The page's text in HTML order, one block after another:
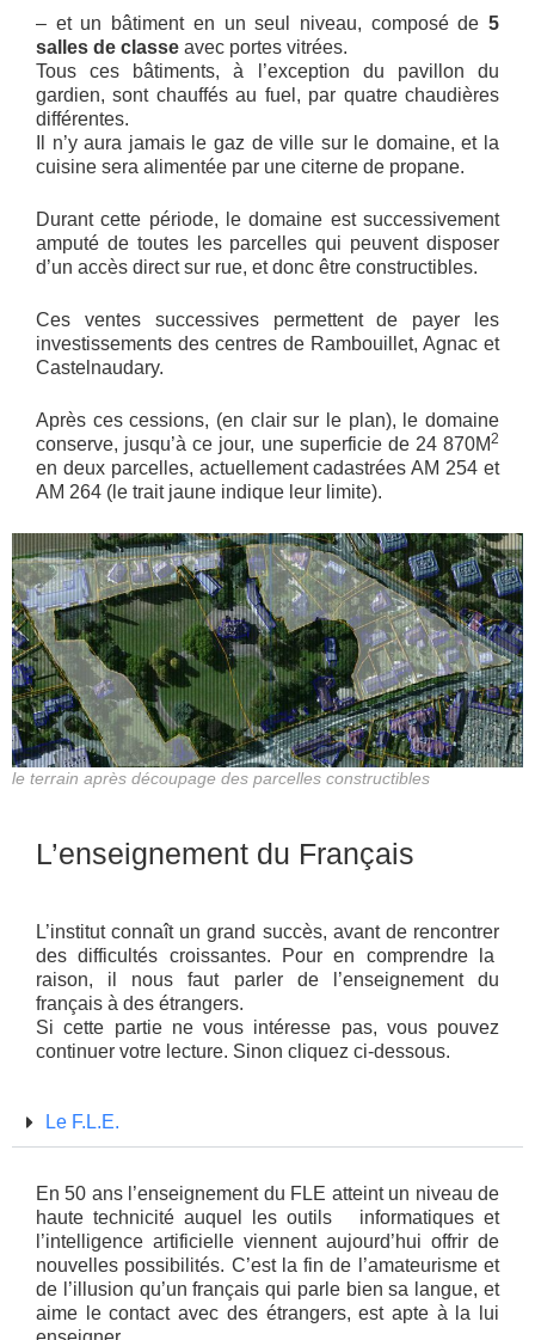
– et un bâtiment en un seul niveau, composé de 5
salles de classe avec portes vitrées.
Tous ces bâtiments, à l’exception du pavillon du
gardien, sont chauffés au fuel, par quatre chaudières
différentes.
Il n’y aura jamais le gaz de ville sur le domaine, et la
cuisine sera alimentée par une citerne de propane.
Durant cette période, le domaine est successivement
amputé de toutes les parcelles qui peuvent disposer
d’un accès direct sur rue, et donc être constructibles.
Ces ventes successives permettent de payer les
investissements des centres de Rambouillet, Agnac et
Castelnaudary.
Après ces cessions, (en clair sur le plan), le domaine
conserve, jusqu’à ce jour, une superficie de 24 870M2
en deux parcelles, actuellement cadastrées AM 254 et
AM 264 (le trait jaune indique leur limite).
le terrain après découpage des parcelles constructibles
L’enseignement du Français
L’institut connaît un grand succès, avant de rencontrer
des difficultés croissantes. Pour en comprendre la
raison, il nous faut parler de l’enseignement du
français à des étrangers.
Si cette partie ne vous intéresse pas, vous pouvez
continuer votre lecture. Sinon cliquez ci-dessous.
Le F.L.E.
En 50 ans l’enseignement du FLE atteint un niveau de
haute technicité auquel les outils informatiques et
l’intelligence artificielle viennent aujourd’hui offrir de
nouvelles possibilités. C’est la fin de l’amateurisme et
de l’illusion qu’un français qui parle bien sa langue, et
aime le contact avec des étrangers, est apte à la lui